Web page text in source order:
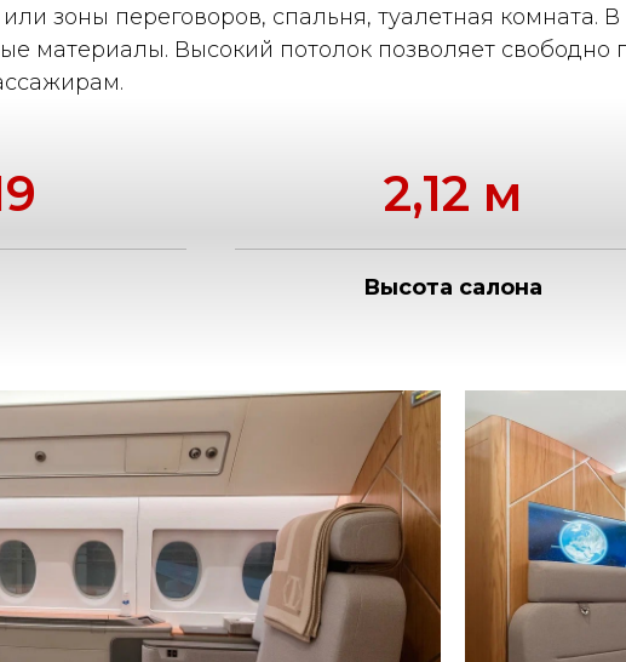
зоны переговоров, спальня, туалетная комната.
материалы. Высокий потолок позволяет свободно
2,12 м
Высота салона